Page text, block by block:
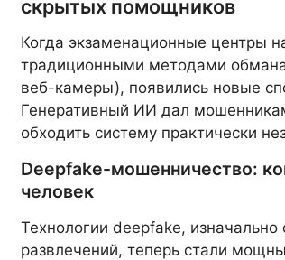
скрытых помощников
Когда экзаменационные центры
традиционными методами
веб-камеры), появились новые
Генеративный ИИ дал
обходить систему практически
Deepfake-мошенничество:
человек
Технологии deepfake,
развлечений, теперь стали